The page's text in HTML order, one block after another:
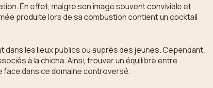
En effet, malgré son image souvent conviviale et
produite lors de sa combustion contient un cocktail
les lieux publics ou auprès des jeunes. Cependant,
à la chicha. Ainsi, trouver un équilibre entre
dans ce domaine controversé.